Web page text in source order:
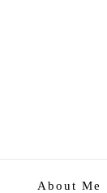
About Me